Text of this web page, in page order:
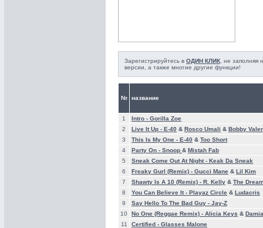
Зарегистрируйтесь в ОДИН КЛИК , не
версии, а также многие другие функции!
№ название
1 Intro - Gorilla Zoe
2
Live It Up - E-40 & Rosco Umali & Bobby
3
This Is My One - E-40 & Too Short
4
Party On - Snoop & Mistah Fab
5
Sneak Come Out At Night - Keak Da Sneak
6
Freaky Gurl (Remix) - Gucci Mane & Lil Kim
7
Shawty Is A 10 (Remix) - R. Kelly & The
8
You Can Believe It - Playaz Circle & Ludacris
9
Say Hello To The Bad Guy - Jay-Z
10
No One (Reggae Remix) - Alicia Keys &
11
Certified - Glasses Malone